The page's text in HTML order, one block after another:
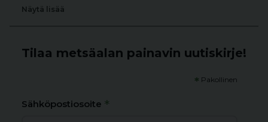
Näytä lisää
Tilaa metsäalan painavin uutiskirje!
* Pakollinen
Sähköpostiosoite *